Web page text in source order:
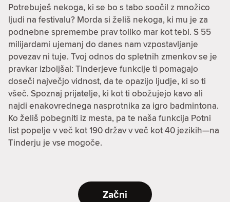
Potrebuješ nekoga, ki se bo s tabo soočil z množico
ljudi na festivalu? Morda si želiš nekoga, ki mu je za
podnebne spremembe prav toliko mar kot tebi. S 55
milijardami ujemanj do danes nam vzpostavljanje
povezav ni tuje. Tvoj odnos do spletnih zmenkov se je
pravkar izboljšal: Tinderjeve funkcije ti pomagajo
doseči največjo vidnost, da te opazijo ljudje, ki so ti
všeč. Spoznaj prijatelje, ki kot ti obožujejo kavo ali
najdi enakovrednega nasprotnika za igro badmintona.
Ko želiš pobegniti iz mesta, pa te naša funkcija Potni
list popelje v več kot 190 držav v več kot 40 jezikih—na
Tinderju je vse mogoče.
Začni